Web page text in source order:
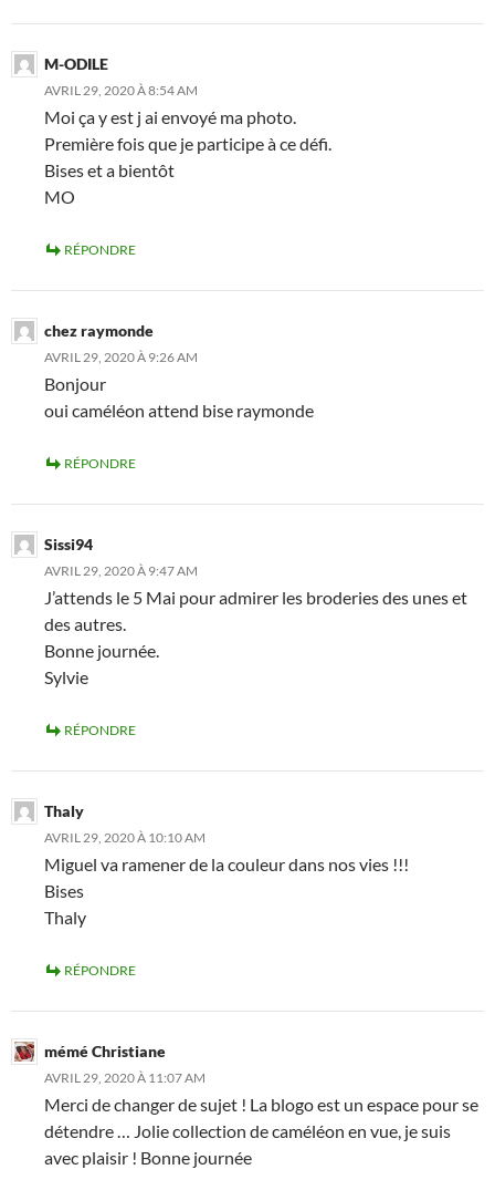
M-ODILE
AVRIL 29, 2020 À 8:54 AM
Moi ça y est j ai envoyé ma photo.
Première fois que je participe à ce défi.
Bises et a bientôt
MO
RÉPONDRE
chez raymonde
AVRIL 29, 2020 À 9:26 AM
Bonjour
oui caméléon attend bise raymonde
RÉPONDRE
Sissi94
AVRIL 29, 2020 À 9:47 AM
J’attends le 5 Mai pour admirer les broderies des unes et
des autres.
Bonne journée.
Sylvie
RÉPONDRE
Thaly
AVRIL 29, 2020 À 10:10 AM
Miguel va ramener de la couleur dans nos vies !!!
Bises
Thaly
RÉPONDRE
mémé Christiane
AVRIL 29, 2020 À 11:07 AM
Merci de changer de sujet ! La blogo est un espace pour se
détendre … Jolie collection de caméléon en vue, je suis
avec plaisir ! Bonne journée